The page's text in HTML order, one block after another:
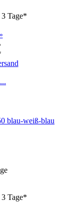
3 Tage*
3 Tage*